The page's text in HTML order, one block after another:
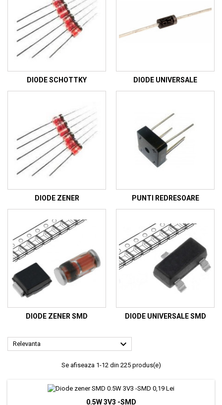
DIODE SCHOTTKY DIODE UNIVERSALE
DIODE ZENER PUNTI REDRESOARE
DIODE ZENER SMD DIODE UNIVERSALE SMD
Relevanta 
Se afiseaza 1-12 din 225 produs(e)
0.5W 3V3 -SMD